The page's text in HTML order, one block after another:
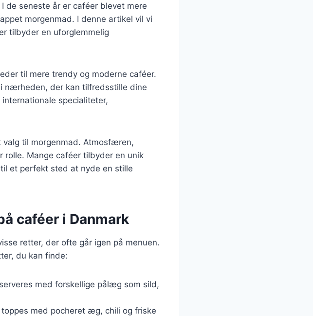
de seneste år er caféer blevet mere
morgenmad. I denne artikel vil vi
tilbyder en uforglemmelig
til mere trendy og moderne caféer.
nærheden, der kan tilfredsstille dine
specialiteter,
til morgenmad. Atmosfæren,
rolle. Mange caféer tilbyder en unik
et perfekt sted at nyde en stille
caféer i Danmark
retter, der ofte går igen på menuen.
du kan finde:
med forskellige pålæg som sild,
med pocheret æg, chili og friske